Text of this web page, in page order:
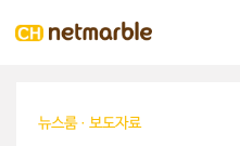
뉴스룸· 보도자료